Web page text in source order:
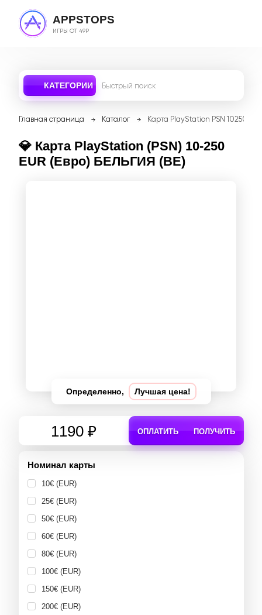
APPSTOPS
ИГРЫ ОТ 49Р
КАТЕГОРИИ
Главная страница Каталог Карта PlayStation PSN 10250
💎 Карта PlayStation (PSN) 10-250
EUR (Евро) БЕЛЬГИЯ (BE)
Определенно, Лучшая цена!
1190 ₽ ОПЛАТИТЬ ПОЛУЧИТЬ
Номинал карты
10€ (EUR)
25€ (EUR)
50€ (EUR)
60€ (EUR)
80€ (EUR)
100€ (EUR)
150€ (EUR)
200€ (EUR)